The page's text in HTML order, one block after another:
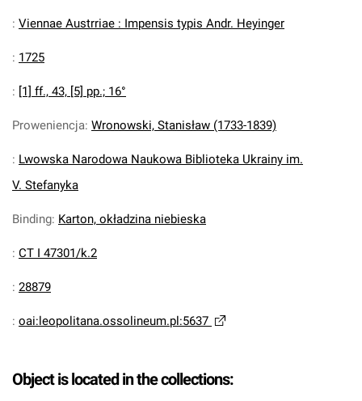
: Viennae Austrriae : Impensis typis Andr. Heyinger
: 1725
: [1] ff., 43, [5] pp.; 16°
Proweniencja: Wronowski, Stanisław (1733-1839)
: Lwowska Narodowa Naukowa Biblioteka Ukrainy im.
V. Stefanyka
Binding: Karton, okładzina niebieska
: CT I 47301/k.2
: 28879
: oai:leopolitana.ossolineum.pl:5637
Object is located in the collections: